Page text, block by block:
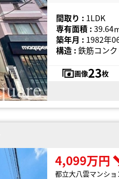
間取り : 1LDK
専有面積 : 39.64
築年月 : 1982年
構造 : 鉄筋コンク
画像23枚
4,099万円
都立大八雲マンショ